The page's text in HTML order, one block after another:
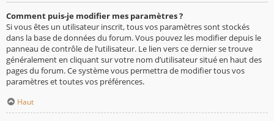
Comment puis-je modifier mes paramètres ?
Si vous êtes un utilisateur inscrit, tous vos paramètres sont stockés
dans la base de données du forum. Vous pouvez les modifier depuis le
panneau de contrôle de l’utilisateur. Le lien vers ce dernier se trouve
généralement en cliquant sur votre nom d’utilisateur situé en haut des
pages du forum. Ce système vous permettra de modifier tous vos
paramètres et toutes vos préférences.
Haut